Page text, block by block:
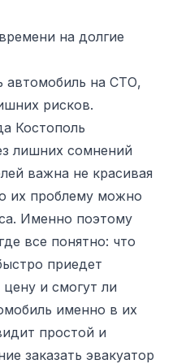
на долгие
автомобиль на СТО,
рисков.
Костополь
лишних сомнений
важна не красивая
их проблему можно
Именно поэтому
все понятно: что
приедет
и смогут ли
именно в их
простой и
заказать эвакуатор